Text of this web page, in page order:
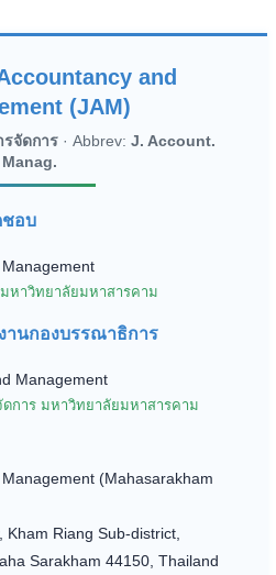
and
(JAM)
จัดการ · Abbrev: J. Account.
Manag.
ชอบ
หาวิทยาลัยมหาสารคาม
านกองบรรณาธิการ
Management
การ มหาวิทยาลัยมหาสารคาม
(Mahasarakham
Kham Riang Sub-district,
Sarakham 44150, Thailand